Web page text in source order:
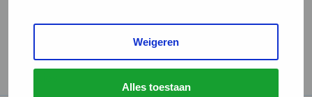
Weigeren
Alles toestaan
GGD Reisvaccinaties